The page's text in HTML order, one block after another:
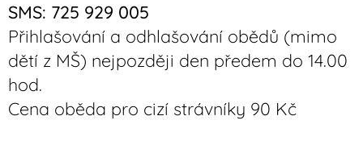
SMS: 725 929 005
Přihlašování a odhlašování obědů (mimo
dětí z MŠ) nejpozději den předem do 14.00
hod.
Cena oběda pro cizí strávníky 90 Kč